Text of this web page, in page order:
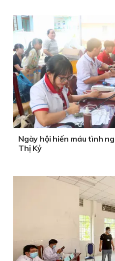
Ngày hội hiến máu tình
Thị Kỷ